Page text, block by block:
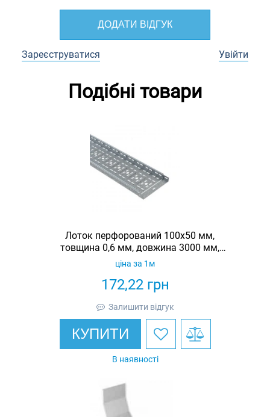
ДОДАТИ ВІДГУК
Зареєструватися Увійти
Подібні товари
Лоток перфорований 100х50 мм,
товщина 0,6 мм, довжина 3000 мм,
гарячеоцинкований, Eurotray
172,22грн
ціна за 1м
Залишити відгук
КУПИТИ
В наявності